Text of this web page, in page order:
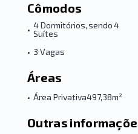
Cômodos
• 4 Dormitórios, sendo 4
Suítes
• 3 Vagas
Áreas
• Área Privativa497,38m²
Outras